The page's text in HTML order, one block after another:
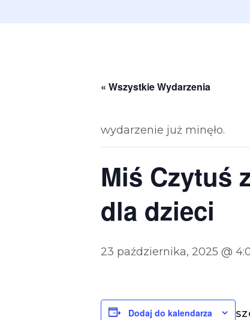
« Wszystkie Wydarzenia
wydarzenie już minęło.
Miś Czytuś
dla dzieci
23 października, 2025 @
Dodaj do kalendarza